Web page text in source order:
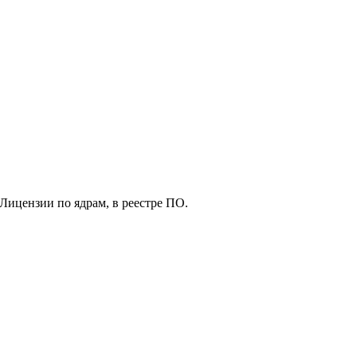
по ядрам, в реестре ПО.